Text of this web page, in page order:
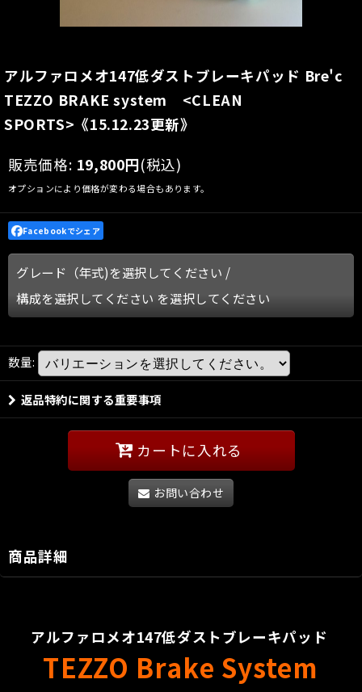
アルファロメオ147低ダストブレーキパッド Bre'c
TEZZO BRAKE system <CLEAN
SPORTS>《15.12.23更新》
販売価格: 19,800円(税込)
オプションにより価格が変わる場合もあります。
Facebookでシェア
グレード（年式)を選択してください /
構成を選択してください を選択してください
数量:
返品特約に関する重要事項
カートに入れる
お問い合わせ
商品詳細
アルファロメオ147低ダストブレーキパッド
TEZZO Brake System